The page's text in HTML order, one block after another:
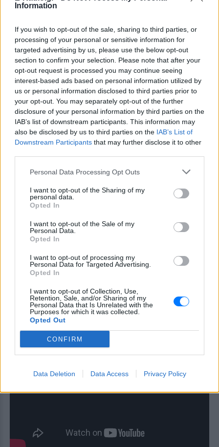
Information
If you wish to opt-out of the sale, sharing to third parties, or
processing of your personal or sensitive information for
targeted advertising by us, please use the below opt-out
section to confirm your selection. Please note that after your
opt-out request is processed you may continue seeing
interest-based ads based on personal information utilized by
us or personal information disclosed to third parties prior to
your opt-out. You may separately opt-out of the further
disclosure of your personal information by third parties on the
IAB’s list of downstream participants. This information may
also be disclosed by us to third parties on the IAB’s List of
Downstream Participants that may further disclose it to other
Personal Data Processing Opt Outs
I want to opt-out of the Sharing of my
personal data.
Opted In
I want to opt-out of the Sale of my
Personal Data.
Opted In
I want to opt-out of processing my
Personal Data for Targeted Advertising.
Opted In
I want to opt-out of Collection, Use,
Retention, Sale, and/or Sharing of my
Personal Data that Is Unrelated with the
Purposes for which it was collected.
Opted Out
CONFIRM
Data Deletion Data Access Privacy Policy
που όλα μπορούν να αλλάξουν.
Σάββατο 6/5
Australia (Ant1) 22.00
Στη βόρεια Αυστραλία του 1939, μια Αγγλίδα
αριστοκράτισσα κληρονομεί ένα ράντσο, το οποίο
αρνείται να πουλήσει στον γείτονα της και
μεγαλοκτηματία. Για να το σώσει, θα ζητήσει τη